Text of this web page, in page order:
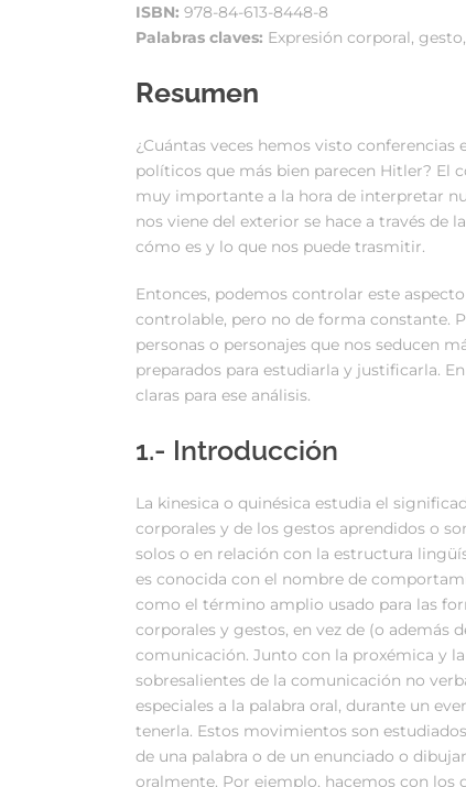
ISBN: 978-84-613-8448-8
Palabras claves: Expresión corporal,
Resumen
¿Cuántas veces hemos visto conferencias
políticos que más bien parecen Hitler? El
muy importante a la hora de interpretar
nos viene del exterior se hace a través de
cómo es y lo que nos puede trasmitir.
Entonces, podemos controlar este
controlable, pero no de forma constante.
personas o personajes que nos seducen
preparados para estudiarla y justificarla.
claras para ese análisis.
1.- Introducción
La kinesica o quinésica estudia el
corporales y de los gestos aprendidos o
solos o en relación con la estructura
es conocida con el nombre de
como el término amplio usado para las
corporales y gestos, en vez de (o además
comunicación. Junto con la proxémica y
sobresalientes de la comunicación no
especiales a la palabra oral, durante un
tenerla. Estos movimientos son
de una palabra o de un enunciado o
oralmente. Por ejemplo, hacemos con los